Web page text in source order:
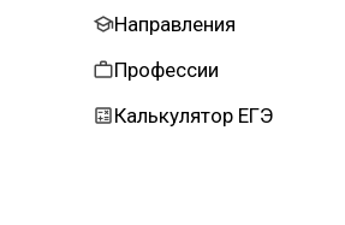
Направления
Профессии
Калькулятор ЕГЭ